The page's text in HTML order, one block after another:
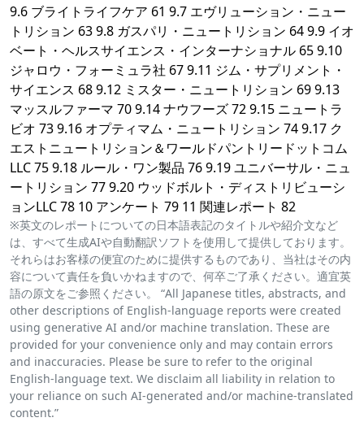
9.6 ブライトライフケア 61 9.7 エヴリューション・ニュー
トリション 63 9.8 ガスパリ・ニュートリション 64 9.9 イオ
ベート・ヘルスサイエンス・インターナショナル 65 9.10
ジャロウ・フォーミュラ社 67 9.11 ジム・サプリメント・
サイエンス 68 9.12 ミスター・ニュートリション 69 9.13
マッスルファーマ 70 9.14 ナウフーズ 72 9.15 ニュートラ
ビオ 73 9.16 オプティマム・ニュートリション 74 9.17 ク
エストニュートリション＆ワールドパントリードットコム
LLC 75 9.18 ルール・ワン製品 76 9.19 ユニバーサル・ニュ
ートリション 77 9.20 ウッドボルト・ディストリビューシ
ョンLLC 78 10 アンケート 79 11 関連レポート 82
※英文のレポートについての日本語表記のタイトルや紹介文など
は、すべて生成AIや自動翻訳ソフトを使用して提供しております。
それらはお客様の便宜のために提供するものであり、当社はその内
容について責任を負いかねますので、何卒ご了承ください。適宜英
語の原文をご参照ください。 “All Japanese titles, abstracts, and
other descriptions of English-language reports were created
using generative AI and/or machine translation. These are
provided for your convenience only and may contain errors
and inaccuracies. Please be sure to refer to the original
English-language text. We disclaim all liability in relation to
your reliance on such AI-generated and/or machine-translated
content.”